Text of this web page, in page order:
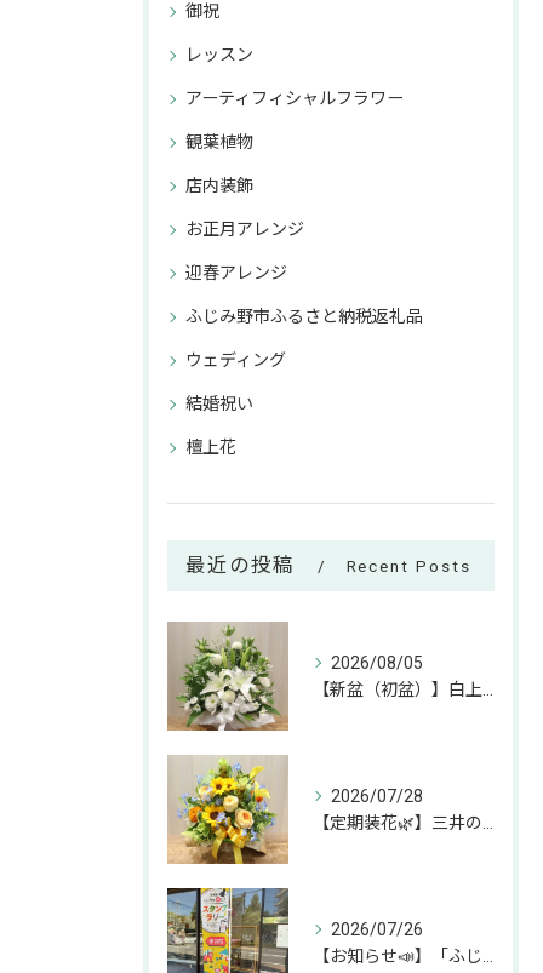
御祝
レッスン
アーティフィシャルフラワー
観葉植物
店内装飾
お正月アレンジ
迎春アレンジ
ふじみ野市ふるさと納税返礼品
ウェディング
結婚祝い
檀上花
最近の投稿 Recent Posts
2026/08/05
【新盆（初盆）】白上がりのお供えアレンジのご紹介🕊✨
2026/07/28
【定期装花🌿】三井のリハウスふじみ野店様へのお届けアレンジ✨
2026/07/26
【お知らせ📣】「ふじみん推し活スタンプラリー」参加中です！✨